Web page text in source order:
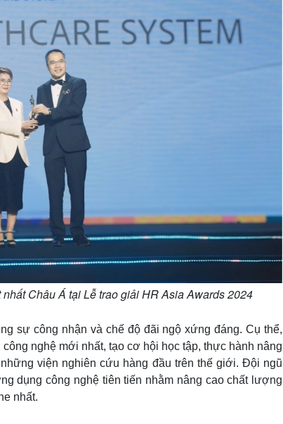
Châu Á tại Lễ trao giải HR Asia Awards 2024
sự công nhận và chế độ đãi ngộ xứng đáng. Cụ thể,
nghệ mới nhất, tạo cơ hội học tập, thực hành nâng
viện nghiên cứu hàng đầu trên thế giới. Đội ngũ
dụng công nghệ tiên tiến nhằm nâng cao chất lượng
nhất.